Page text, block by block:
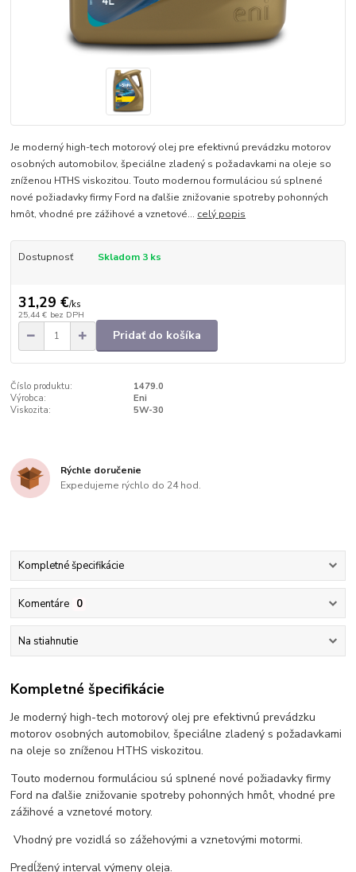
Je moderný high-tech motorový olej pre efektivnú prevádzku motorov
osobných automobilov, špeciálne zladený s požadavkami na oleje so
zníženou HTHS viskozitou. Touto modernou formuláciou sú splnené
nové požiadavky firmy Ford na ďalšie znižovanie spotreby pohonných
hmôt, vhodné pre zážihové a vznetové... celý popis
Dostupnosť Skladom 3 ks
31,29 €/ks
25,44 € bez DPH
Pridať do košíka
Číslo produktu:
1479.0
Výrobca:
Eni
Viskozita:
5W-30
Rýchle doručenie
Expedujeme rýchlo do 24 hod.
Kompletné špecifikácie
Komentáre 0
Na stiahnutie
Kompletné špecifikácie
Je moderný high-tech motorový olej pre efektivnú prevádzku
motorov osobných automobilov, špeciálne zladený s požadavkami
na oleje so zníženou HTHS viskozitou.
Touto modernou formuláciou sú splnené nové požiadavky firmy
Ford na ďalšie znižovanie spotreby pohonných hmôt, vhodné pre
zážihové a vznetové motory.
Vhodný pre vozidlá so zážehovými a vznetovými motormi.
Predĺžený interval výmeny oleja.